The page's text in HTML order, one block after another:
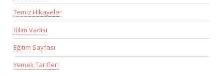
Temiz Hikayeler
Bilim Vadisi
Eğitim Sayfası
Yemek Tarifleri